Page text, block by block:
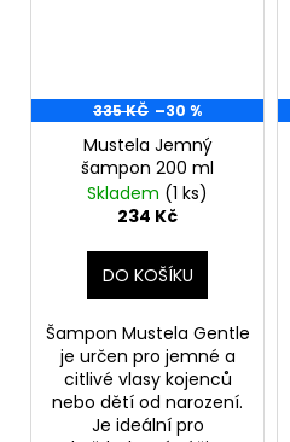
335 KČ –30 %
Mustela Jemný
šampon 200 ml
Skladem (1 ks)
234 Kč
DO KOŠÍKU
Šampon Mustela Gentle
je určen pro jemné a
citlivé vlasy kojenců
nebo dětí od narození.
Je ideální pro